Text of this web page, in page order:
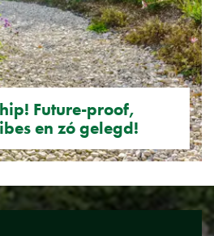
Future-proof,
en zó gelegd!